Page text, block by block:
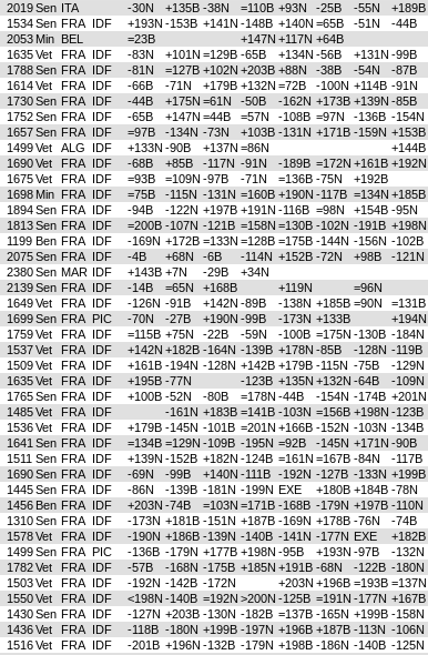
2019Sen ITA -30N +135B -38N =110B +93N -25B -55N +189B
1534Sen FRA IDF +193N -153B +141N -148B +140N =65B -51N -44B
2053 Min BEL =23B +147N +117N +64B
1635Vet FRA IDF -83N +101N =129B -65B +134N -56B +131N -99B
1788Sen FRA IDF -81N =127B +102N +203B +88N -38B -54N -87B
1614Vet FRA IDF -66B -71N +179B +132N =72B -100N +114B -91N
1730Sen FRA IDF -44B +175N =61N -50B -162N +173B +139N -85B
1752Sen FRA IDF -65B +147N =44B =57N -108B =97N -136B -154N
1657Sen FRA IDF =97B -134N -73N +103B -131N +171B -159N +153B
1499Vet ALG IDF +133N -90B +137N =86N +144B
1690Vet FRA IDF -68B +85B -117N -91N -189B =172N +161B +192N
1675Vet FRA IDF =93B =109N -97B -71N =136B -75N +192B
1698 Min FRA IDF =75B -115N -131N =160B +190N -117B =134N +185B
1894Sen FRA IDF -94B -122N +197B +191N -116B =98N +154B -95N
1813Sen FRA IDF =200B -107N -121B =158N =130B -102N -191B +198N
1199 Ben FRA IDF -169N +172B =133N =128B =175B -144N -156N -102B
2075Sen FRA IDF -4B +68N -6B -114N +152B -72N +98B -121N
2380Sen MAR IDF +143B +7N -29B +34N
2139Sen FRA IDF -14B =65N +168B +119N =96N
1649Vet FRA IDF -126N -91B +142N -89B -138N +185B =90N =131B
1699Sen FRA PIC -70N -27B +190N -99B -173N +133B +194N
1759Vet FRA IDF =115B +75N -22B -59N -100B =175N -130B -184N
1537Vet FRA IDF +142N +182B -164N -139B +178N -85B -128N -119B
1509Vet FRA IDF +161B -194N -128N +142B +179B -115N -75B -129N
1635Vet FRA IDF +195B -77N -123B +135N +132N -64B -109N
1765Sen FRA IDF +100B -52N -80B =178N -44B -154N -174B +201N
1485Vet FRA IDF -161N +183B =141B -103N =156B +198N -123B
1536Vet FRA IDF +179B -145N -101B =201N +166B -152N -103N -134B
1641 Sen FRA IDF =134B =129N -109B -195N =92B -145N +171N -90B
1511 Sen FRA IDF +139N -152B +182N -124B =161N =167B -84N -117B
1690Sen FRA IDF -69N -99B +140N -111B -192N -127B -133N +199B
1445Sen FRA IDF -86N -139B -181N -199N EXE +180B +184B -78N
1456 Ben FRA IDF +203N -74B =103N =171B -168B -179N +197B -110N
1310Sen FRA IDF -173N +181B -151N +187B -169N +178B -76N -74B
1578Vet FRA IDF -190N +186B -139N -140B -141N -177N EXE +182B
1499Sen FRA PIC -136B -179N +177B +198N -95B +193N -97B -132N
1782Vet FRA IDF -57B -168N -175B +185N +191B -68N -122B -180N
1503Vet FRA IDF -192N -142B -172N +203N +196B =193B =137N
1550Vet FRA IDF <198N -140B =192N >200N -125B =191N -177N +167B
1430Sen FRA IDF -127N +203B -130N -182B =137B -165N +199B -158N
1436Vet FRA IDF -118B -180N +199B -197N +196B +187B -113N -106N
1516Vet FRA IDF -201B +196N -132B -179N +198B -186N -140B -125N